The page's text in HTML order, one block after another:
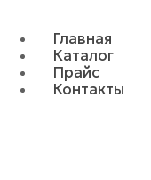
Главная
Каталог
Прайс
Контакты